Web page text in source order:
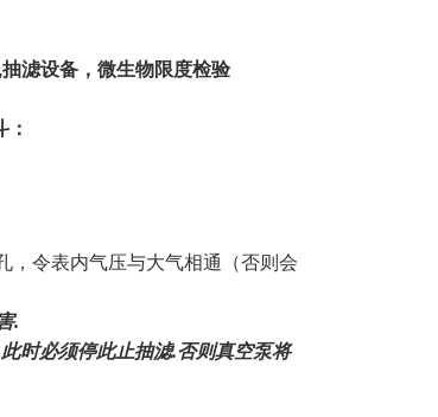
滤设备，微生物限度检验
，令表内气压与大气相通
（否则会
.
此时必须停此止抽滤.否则真空泵将